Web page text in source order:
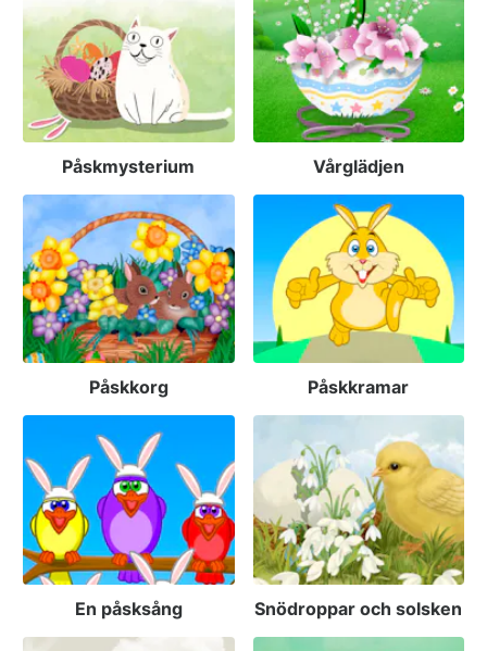
Påskmysterium Vårglädjen
Påskkorg Påskkramar
En påsksång Snödroppar och solsken